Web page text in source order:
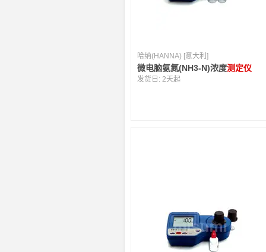
哈纳(HANNA) [意大利]
微电脑氨氮(NH3-N)浓度测定仪
发货日:2天起